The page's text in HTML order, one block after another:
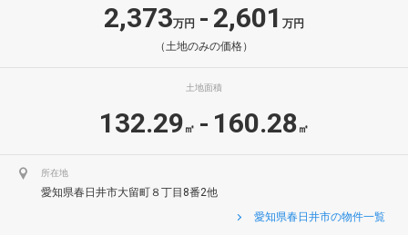
2,373万円 - 2,601 万円
（土地のみの価格）
土地面積
132.29 ㎡ - 160.28 ㎡
所在地
愛知県春日井市大留町８丁目8番2他
愛知県春日井市の物件一覧